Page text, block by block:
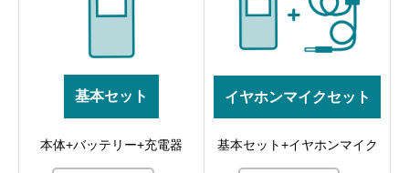
基本セット
本体+バッテリー+充電器
イヤホンマイクセット
基本セット+イヤホンマイク